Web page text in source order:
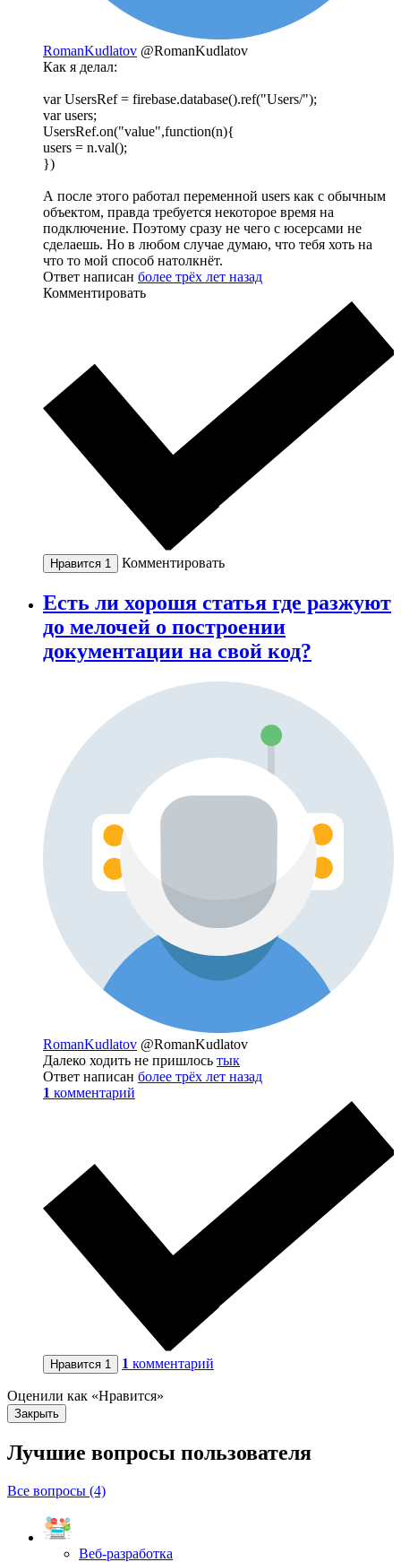
RomanKudlatov @RomanKudlatov
Как я делал:
var UsersRef = firebase.database().ref("Users/");
var users;
UsersRef.on("value",function(n){
users = n.val();
})
А после этого работал переменной users как с обычным
объектом, правда требуется некоторое время на
подключение. Поэтому сразу не чего с юсерсами не
сделаешь. Но в любом случае думаю, что тебя хоть на
что то мой способ натолкнёт.
Ответ написан более трёх лет назад
Комментировать
Нравится 1 Комментировать
Есть ли хорошя статья где разжуют
до мелочей о построении
документации на свой код?
RomanKudlatov @RomanKudlatov
Далеко ходить не пришлось тык
Ответ написан более трёх лет назад
1 комментарий
Нравится 1 1 комментарий
Оценили как «Нравится»
Закрыть
Лучшие вопросы пользователя
Все вопросы (4)
Веб-разработка